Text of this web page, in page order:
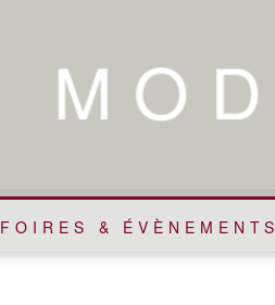
FOIRES & ÉVÈNEMENTS